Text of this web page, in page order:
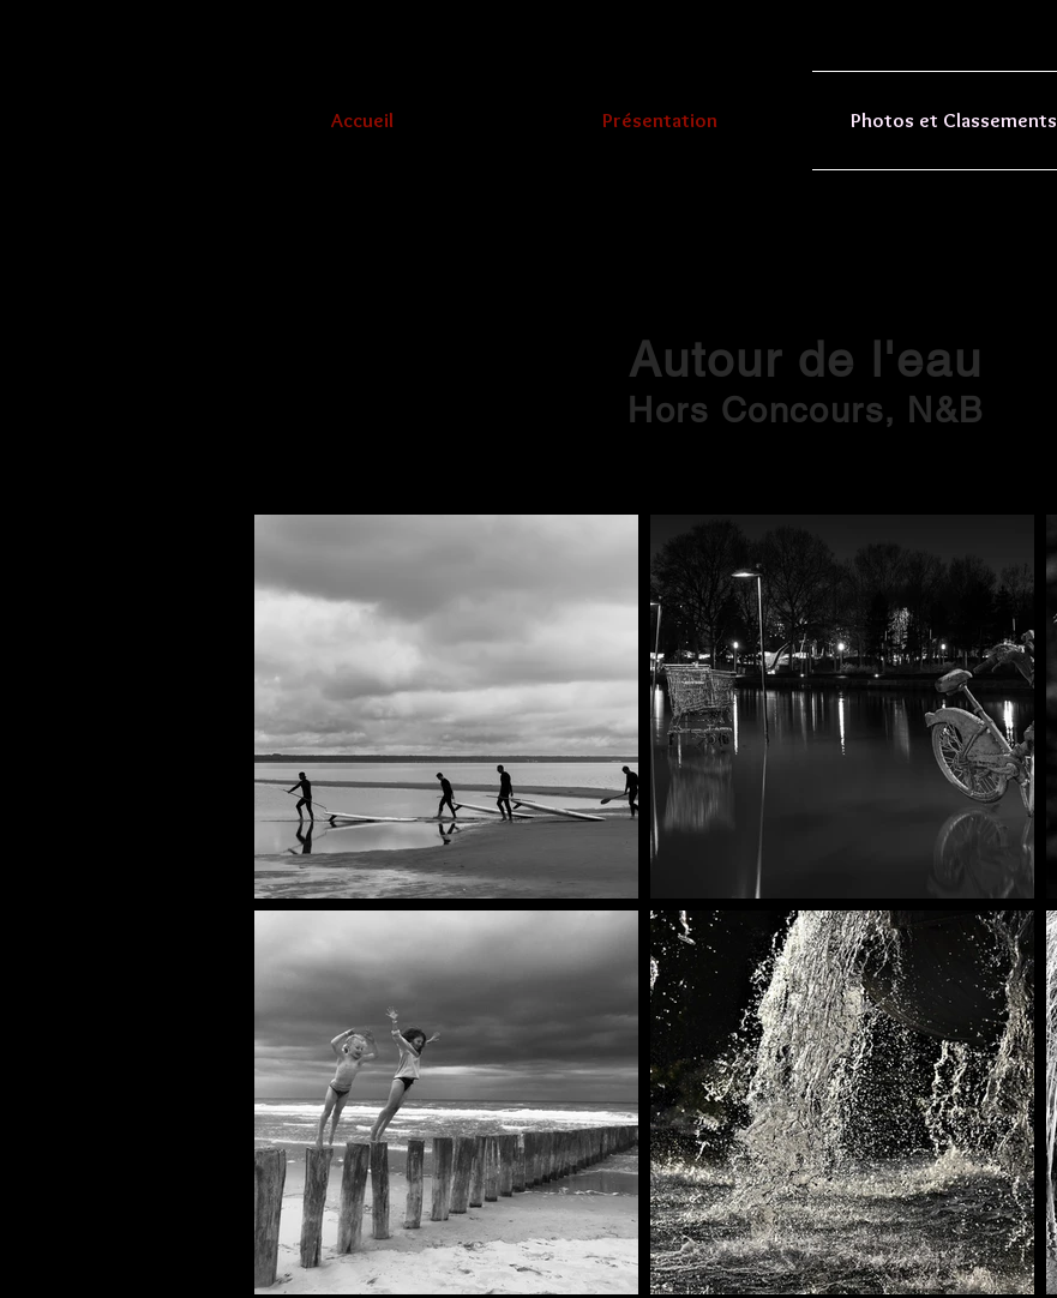
Accueil Présentation Photos et Classements
Autour de l'eau
Hors Concours, N&B